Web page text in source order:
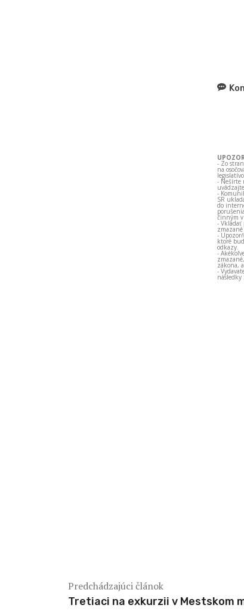
- Zo
na
- Nešírte
-
SR
do
činným
- Vkladať
-
ktoré
odkazy.
-
zákona,
-
následky
Predchádzajúci článok
Tretiaci na exkurzii v Mestskom